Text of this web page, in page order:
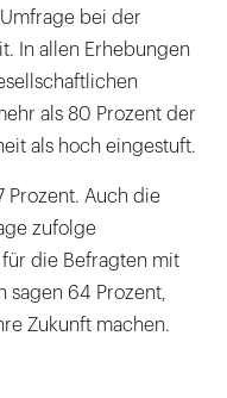
bei der
In allen Erhebungen
als 80 Prozent der
als hoch eingestuft.
Prozent. Auch die
zufolge
die Befragten mit
sagen 64 Prozent,
Zukunft machen.